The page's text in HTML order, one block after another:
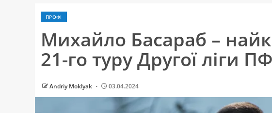
ПРОФІ
Михайло Басараб –
21-го туру Другої ліги
Andriy Moklyak 03.04.2024